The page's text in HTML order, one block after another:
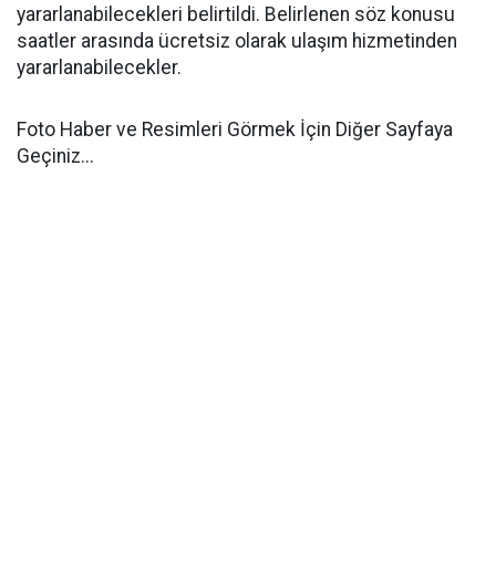
yararlanabilecekleri belirtildi. Belirlenen söz konusu
saatler arasında ücretsiz olarak ulaşım hizmetinden
yararlanabilecekler.
Foto Haber ve Resimleri Görmek İçin Diğer Sayfaya
Geçiniz...